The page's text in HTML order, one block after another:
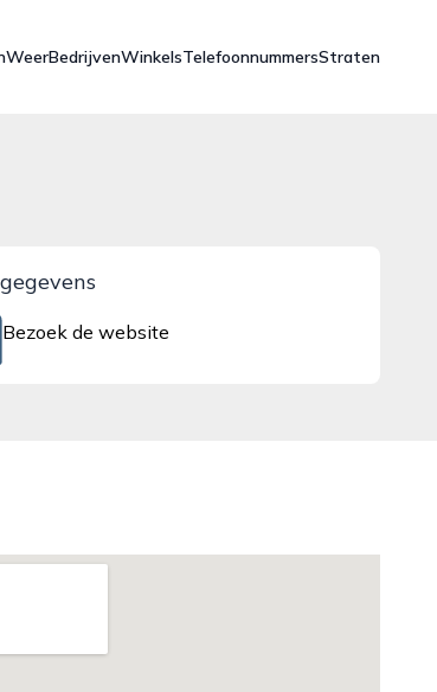
WeerBedrijvenWinkelsTelefoonnummersStraten
Bezoek de website